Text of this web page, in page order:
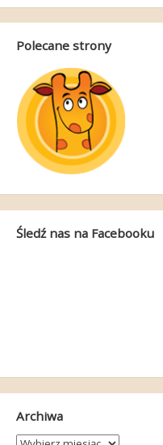
Polecane strony
Śledź nas na Facebooku
Archiwa
Archiwa